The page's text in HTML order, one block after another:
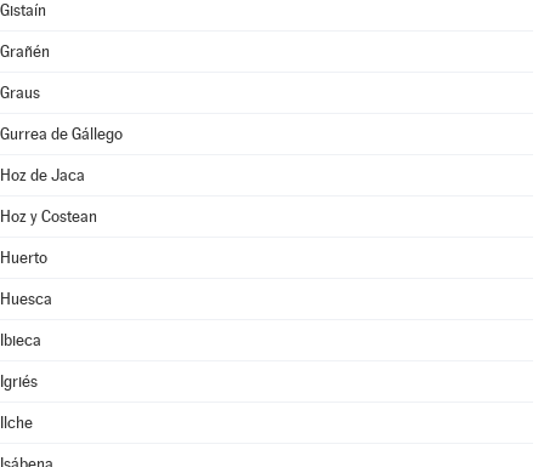
Gistaín
Grañén
Graus
Gurrea de Gállego
Hoz de Jaca
Hoz y Costean
Huerto
Huesca
Ibieca
Igriés
Ilche